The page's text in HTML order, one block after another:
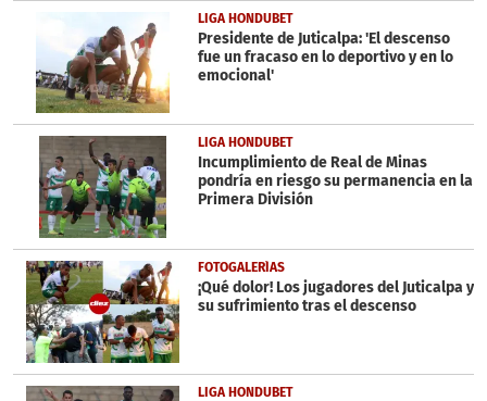
LIGA HONDUBET
Presidente de Juticalpa: 'El descenso
fue un fracaso en lo deportivo y en lo
emocional'
LIGA HONDUBET
Incumplimiento de Real de Minas
pondría en riesgo su permanencia en la
Primera División
FOTOGALERÍAS
¡Qué dolor! Los jugadores del Juticalpa y
su sufrimiento tras el descenso
LIGA HONDUBET